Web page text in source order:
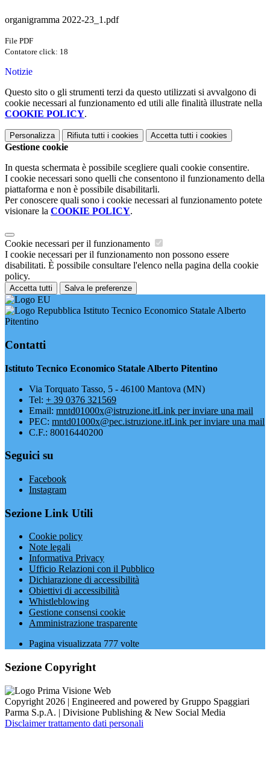
organigramma 2022-23_1.pdf
File PDF
Contatore click: 18
Notizie
Questo sito o gli strumenti terzi da questo utilizzati si avvalgono di
cookie necessari al funzionamento ed utili alle finalità illustrate nella
COOKIE POLICY.
Personalizza Rifiuta tutti i cookies Accetta tutti i cookies
Gestione cookie
In questa schermata è possibile scegliere quali cookie consentire.
I cookie necessari sono quelli che consentono il funzionamento della
piattaforma e non è possibile disabilitarli.
Per conoscere quali sono i cookie necessari al funzionamento potete
visionare la COOKIE POLICY.
Cookie necessari per il funzionamento
I cookie necessari per il funzionamento non possono essere
disabilitati. È possibile consultare l'elenco nella pagina della cookie
policy.
Accetta tutti Salva le preferenze
Istituto Tecnico Economico Statale Alberto
Pitentino
Contatti
Istituto Tecnico Economico Statale Alberto Pitentino
Via Torquato Tasso, 5 - 46100 Mantova (MN)
Tel: + 39 0376 321569
Email: mntd01000x@istruzione.itLink per inviare una mail
PEC: mntd01000x@pec.istruzione.itLink per inviare una mail
C.F.: 80016440200
Seguici su
Facebook
Instagram
Sezione Link Utili
Cookie policy
Note legali
Informativa Privacy
Ufficio Relazioni con il Pubblico
Dichiarazione di accessibilità
Obiettivi di accessibilità
Whistleblowing
Gestione consensi cookie
Amministrazione trasparente
Pagina visualizzata 777 volte
Sezione Copyright
Copyright 2026 | Engineered and powered by Gruppo Spaggiari
Parma S.p.A. | Divisione Publishing & New Social Media
Disclaimer trattamento dati personali